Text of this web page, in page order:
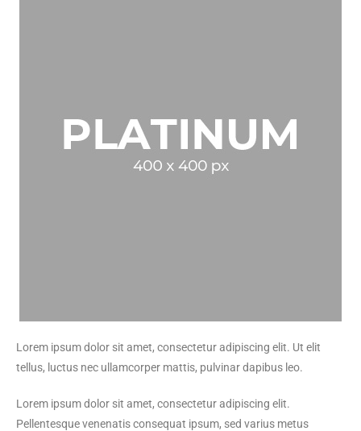
Lorem ipsum dolor sit amet, consectetur adipiscing elit. Ut elit
tellus, luctus nec ullamcorper mattis, pulvinar dapibus leo.
Lorem ipsum dolor sit amet, consectetur adipiscing elit.
Pellentesque venenatis consequat ipsum, sed varius metus